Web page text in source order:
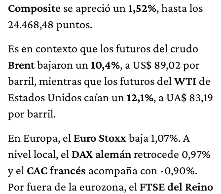
Composite se apreció un 1,52%, hasta los
24.468,48 puntos.
Es en contexto que los futuros del crudo
Brentbajaron un 10,4%, a US$ 89,02 por
barril, mientras que los futuros del WTI de
Estados Unidos caían un 12,1%, a UA$ 83,19
por barril.
En Europa, el Euro Stoxx baja 1,07%. A
nivel local, el DAX alemánretrocede 0,97%
y el CAC francés acompaña con -0,90%.
Por fuera de la eurozona, el FTSE del Reino